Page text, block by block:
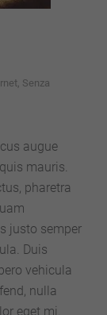
, Senza
augue
mauris.
pharetra
justo semper
Duis
vehicula
nulla
eget mi.